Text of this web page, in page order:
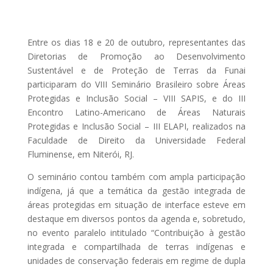
Entre os dias 18 e 20 de outubro, representantes das
Diretorias de Promoção ao Desenvolvimento
Sustentável e de Proteção de Terras da Funai
participaram do VIII Seminário Brasileiro sobre Áreas
Protegidas e Inclusão Social – VIII SAPIS, e do III
Encontro Latino-Americano de Áreas Naturais
Protegidas e Inclusão Social – III ELAPI, realizados na
Faculdade de Direito da Universidade Federal
Fluminense, em Niterói, RJ.
O seminário contou também com ampla participação
indígena, já que a temática da gestão integrada de
áreas protegidas em situação de interface esteve em
destaque em diversos pontos da agenda e, sobretudo,
no evento paralelo intitulado “Contribuição à gestão
integrada e compartilhada de terras indígenas e
unidades de conservação federais em regime de dupla